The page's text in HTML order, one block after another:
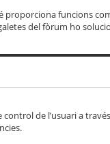
proporciona funcions
del fòrum ho
de l’usuari a